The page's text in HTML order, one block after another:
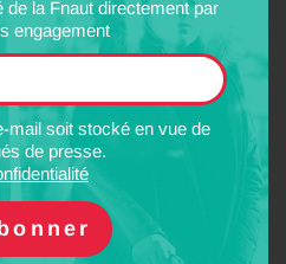
de la Fnaut directement par
engagement
mail soit stocké en vue de
de presse.